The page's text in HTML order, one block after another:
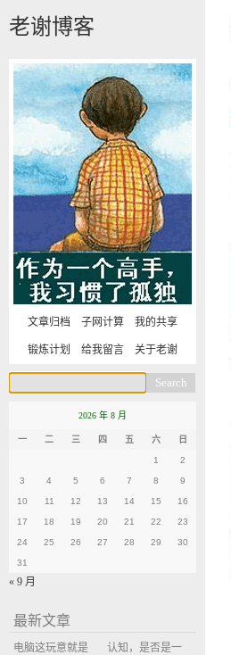
老谢博客
文章归档 子网计算 我的共享
锻炼计划 给我留言 关于老谢
2026 年 8 月
一 二 三 四 五 六 日
1 2
3 4 5 6 7 8 9
10 11 12 13 14 15 16
17 18 19 20 21 22 23
24 25 26 27 28 29 30
31
« 9 月
最新文章
电脑这玩意就是
认知，是否是一